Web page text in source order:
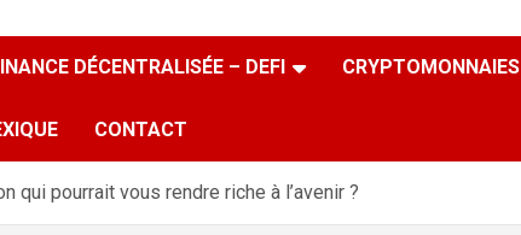
DÉCENTRALISÉE – DEFI CRYPTOMONNAIES
CONTACT
qui pourrait vous rendre riche à l’avenir ?